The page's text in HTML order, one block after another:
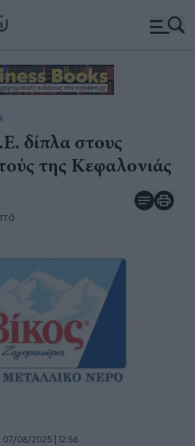
δίπλα στους
της Κεφαλονιάς
07/08/2025 | 12:56